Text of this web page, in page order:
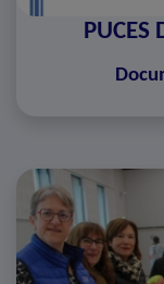
PUCES